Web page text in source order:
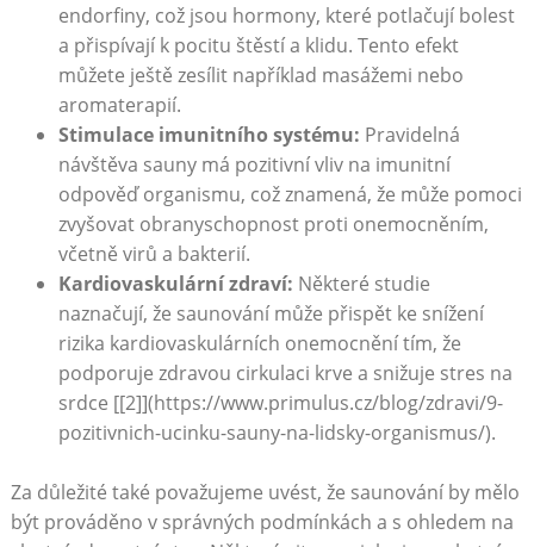
endorfiny, což jsou hormony, které potlačují bolest
a přispívají k pocitu štěstí a klidu. Tento efekt
můžete ještě zesílit například masážemi nebo
aromaterapií.
Stimulace imunitního systému: Pravidelná
návštěva sauny má pozitivní vliv na imunitní
odpověď organismu, což znamená, že může pomoci
zvyšovat obranyschopnost proti onemocněním,
včetně virů a bakterií.
Kardiovaskulární zdraví: Některé studie
naznačují, že saunování může přispět ke snížení
rizika kardiovaskulárních onemocnění tím, že
podporuje zdravou cirkulaci krve a snižuje stres na
srdce [[2]](https://www.primulus.cz/blog/zdravi/9-
pozitivnich-ucinku-sauny-na-lidsky-organismus/).
Za důležité také považujeme uvést, že saunování by mělo
být prováděno v správných podmínkách a s ohledem na